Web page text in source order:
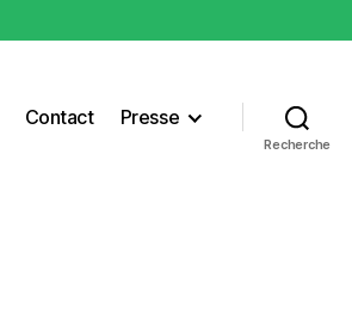
Contact Presse
Recherche